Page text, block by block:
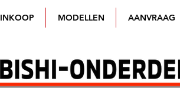
INKOOP MODELLEN AANVRAAG